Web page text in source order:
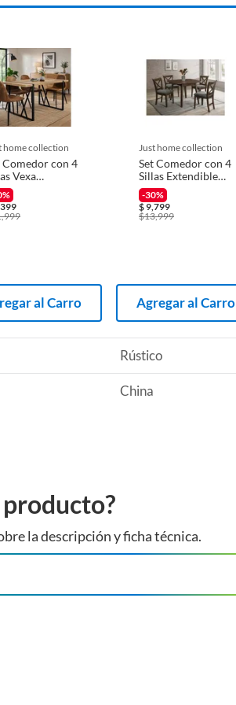
home collection
Comedor con 4
Vexa
cm
al Carro
just home collection
Set Comedor con 4
Sillas Extendible
106.6X91.5X76.2
cm
-30%
$9,799
$13,999
Agregar al Carro
Rústico
China
producto?
la descripción y ficha técnica.